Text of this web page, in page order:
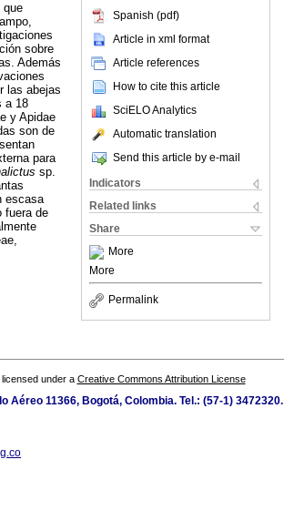
Spanish (pdf)
Article in xml format
Article references
How to cite this article
SciELO Analytics
Automatic translation
Send this article by e-mail
Indicators
Related links
Share
More
More
Permalink
que
sobre
Además
las abejas
a 18
y Apidae
son de
para
sp.
escasa
fuera de
under a Creative Commons Attribution License
11366, Bogotá, Colombia. Tel.: (57-1) 3472320.